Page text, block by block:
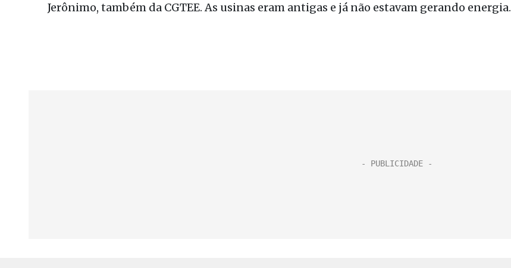
Jerônimo, também da CGTEE. As usinas eram antigas e já não estavam gerando energia.